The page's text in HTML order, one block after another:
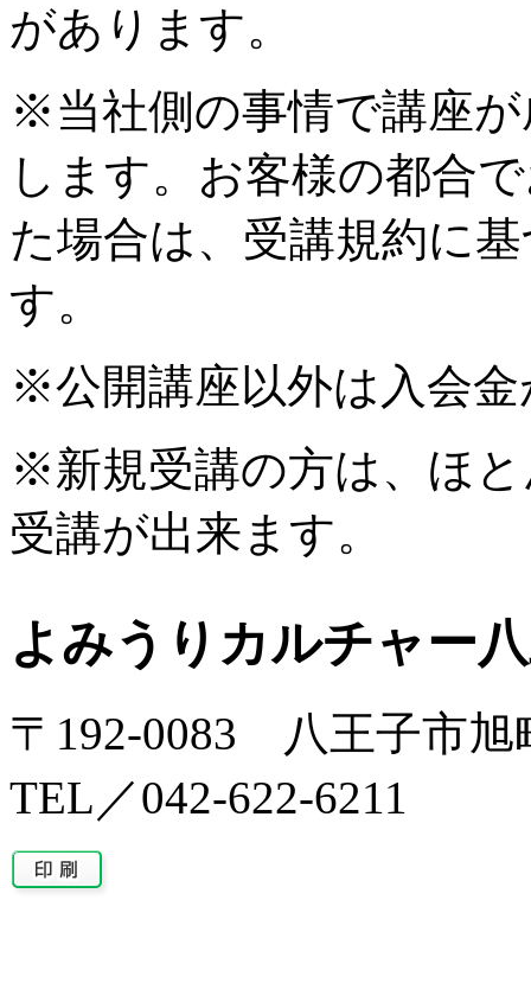
があります。
※当社側の事情で講座
します。お客様の都合
た場合は、受講規約に
す。
※公開講座以外は入会
※新規受講の方は、ほ
受講が出来ます。
よみうりカルチャー
〒192-0083 八王子市旭
TEL／042-622-6211